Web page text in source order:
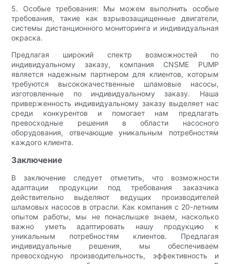
5. Особые требования: Мы можем выполнить особые
требования, такие как взрывозащищенные двигатели,
системы дистанционного мониторинга и индивидуальная
окраска.
Предлагая широкий спектр возможностей по
индивидуальному заказу, компания CNSME PUMP
является надежным партнером для клиентов, которым
требуются высококачественные шламовые насосы,
изготовленные по индивидуальному заказу. Наша
приверженность индивидуальному заказу выделяет нас
среди конкурентов и помогает нам предлагать
превосходные решения в области насосного
оборудования, отвечающие уникальным потребностям
каждого клиента.
Заключение
В заключение следует отметить, что возможности
адаптации продукции под требования заказчика
действительно выделяют ведущих производителей
шламовых насосов в отрасли. Как компания с 20-летним
опытом работы, мы не понаслышке знаем, насколько
важно уметь адаптировать нашу продукцию к
уникальным потребностям клиентов. Предлагая
индивидуальные решения, мы обеспечиваем
превосходную производительность, эффективность и